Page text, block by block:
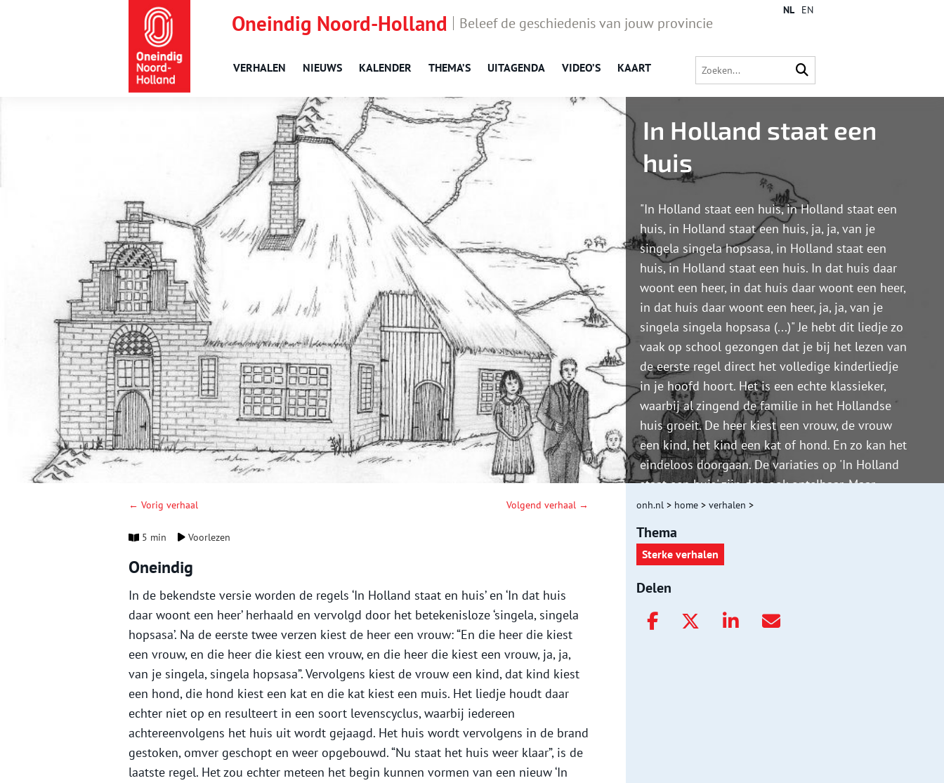
Oneindig Noord-Holland Beleef de geschiedenis van jouw provincie
VERHALEN NIEUWS KALENDER THEMA’S UITAGENDA VIDEO’S KAART
NL EN
In Holland staat een
huis
"In Holland staat een huis, in Holland staat een
huis, in Holland staat een huis, ja, ja, van je
singela singela hopsasa, in Holland staat een
huis, in Holland staat een huis. In dat huis daar
woont een heer, in dat huis daar woont een heer,
in dat huis daar woont een heer, ja, ja, van je
singela singela hopsasa (...)" Je hebt dit liedje zo
vaak op school gezongen dat je bij het lezen van
de eerste regel direct het volledige kinderliedje
in je hoofd hoort. Het is een echte klassieker,
waarbij al zingend de familie in het Hollandse
huis groeit. De heer kiest een vrouw, de vrouw
een kind, het kind een kat of hond. En zo kan het
eindeloos doorgaan. De variaties op 'In Holland
staat een huis' zijn dan ook ontelbaar. Maar
welke versie is het oudste?
← Vorig verhaal Volgend verhaal →
5 min Voorlezen
Oneindig
In de bekendste versie worden de regels ‘In Holland staat en huis’ en ‘In dat huis
daar woont een heer’ herhaald en vervolgd door het betekenisloze ‘singela, singela
hopsasa’. Na de eerste twee verzen kiest de heer een vrouw: “En die heer die kiest
een vrouw, en die heer die kiest een vrouw, en die heer die kiest een vrouw, ja, ja,
van je singela, singela hopsasa”. Vervolgens kiest de vrouw een kind, dat kind kiest
een hond, die hond kiest een kat en die kat kiest een muis. Het liedje houdt daar
echter niet op en resulteert in een soort levenscyclus, waarbij iedereen
achtereenvolgens het huis uit wordt gejaagd. Het huis wordt vervolgens in de brand
gestoken, omver geschopt en weer opgebouwd. “Nu staat het huis weer klaar”, is de
laatste regel. Het zou echter meteen het begin kunnen vormen van een nieuw ‘In
onh.nl > home > verhalen >
Thema
Sterke verhalen
Delen